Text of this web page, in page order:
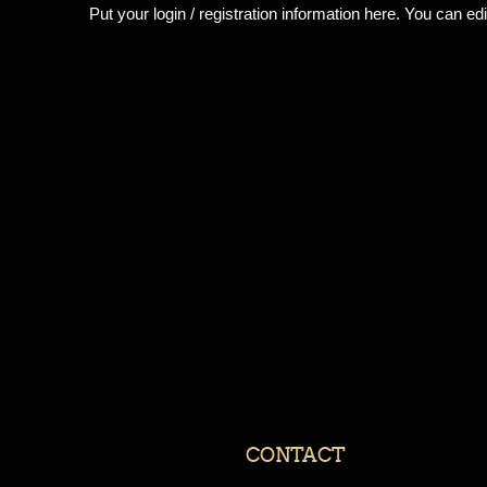
Put your login / registration information here. You can
CONTACT